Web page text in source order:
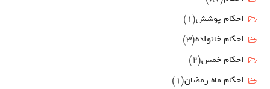
احکام پوشش(1)
احکام خانواده(3)
احکام خمس(2)
احکام ماه رمضان(1)